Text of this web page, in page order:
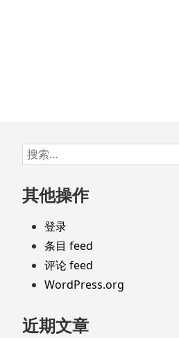
跳
至
页
脚
搜
索：
其他操作
登录
条目 feed
评论 feed
WordPress.org
近期文章